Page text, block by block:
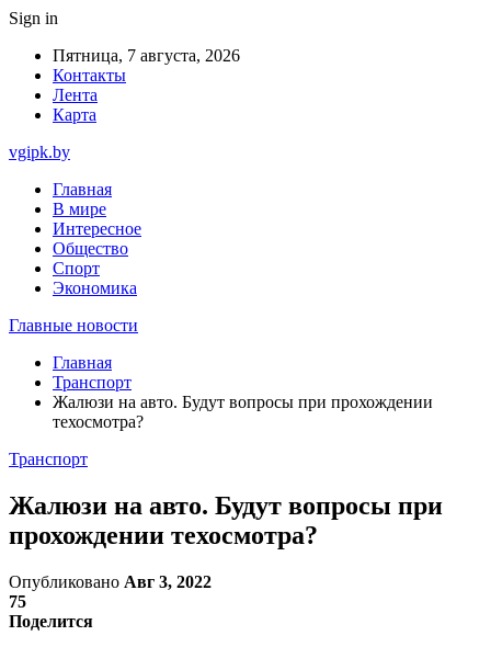
Sign in
Пятница, 7 августа, 2026
Контакты
Лента
Карта
vgipk.by
Главная
В мире
Интересное
Общество
Спорт
Экономика
Главные новости
Главная
Транспорт
Жалюзи на авто. Будут вопросы при прохождении
техосмотра?
Транспорт
Жалюзи на авто. Будут вопросы при
прохождении техосмотра?
Опубликовано Авг 3, 2022
75
Поделится